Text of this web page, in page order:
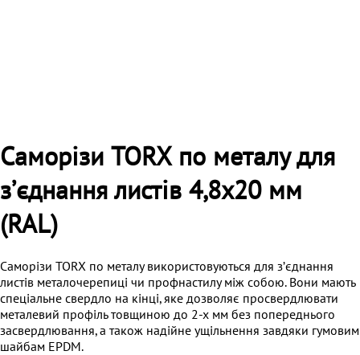
Саморізи TORX по металу для
зʼєднання листів 4,8х20 мм
(RAL)
Саморізи TORX по металу використовуються для зʼєднання
листів металочерепиці чи профнастилу між собою. Вони мають
спеціальне свердло на кінці, яке дозволяє просвердлювати
металевий профіль товщиною до 2-х мм без попереднього
засвердлювання, а також надійне ущільнення завдяки гумовим
шайбам EPDM.